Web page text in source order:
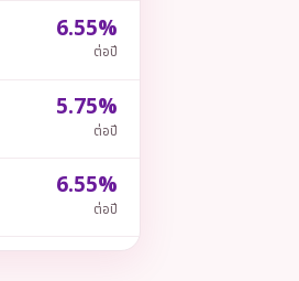
6.55%
ต่อปี
5.75%
ต่อปี
6.55%
ต่อปี